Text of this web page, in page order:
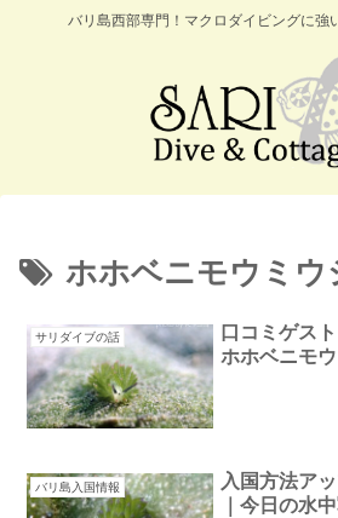
バリ島西部専門！マクロダイビングに強
ホホベニモウミウ
サリダイブの話
口コミゲス
ホホベニモ
バリ島入国情報
入国方法ア
｜今日の水